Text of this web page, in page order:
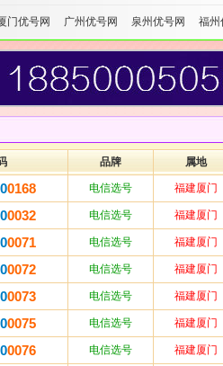
门优号网 广州优号网 泉州优号网 福州
品牌 属地
0168 电信选号 福建厦门
0032 电信选号 福建厦门
0071 电信选号 福建厦门
0072 电信选号 福建厦门
0073 电信选号 福建厦门
0075 电信选号 福建厦门
0076 电信选号 福建厦门